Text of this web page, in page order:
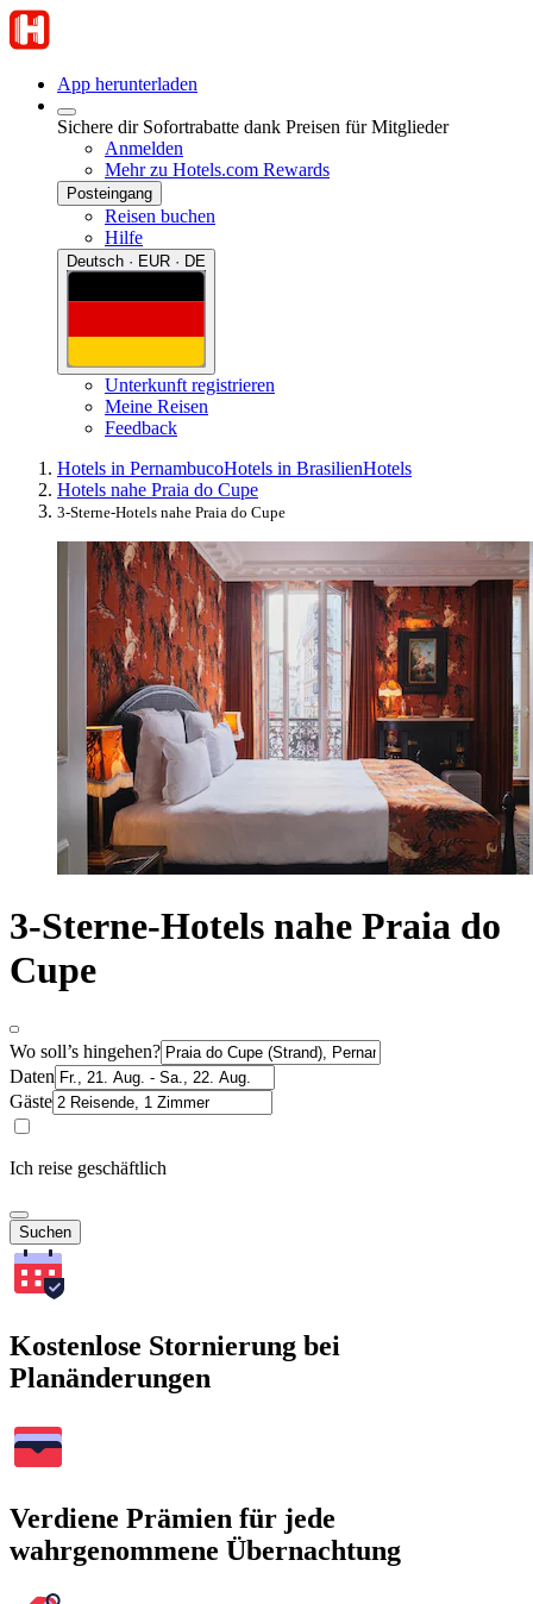
App herunterladen
Sichere dir Sofortrabatte dank Preisen für Mitglieder
Anmelden
Mehr zu Hotels.com Rewards
Posteingang
Reisen buchen
Hilfe
Deutsch · EUR · DE
Unterkunft registrieren
Meine Reisen
Feedback
Hotels in PernambucoHotels in BrasilienHotels
Hotels nahe Praia do Cupe
3-Sterne-Hotels nahe Praia do Cupe
3-Sterne-Hotels nahe Praia do
Cupe
Wo soll’s hingehen?
Daten
Gäste
Ich reise geschäftlich
Suchen
Kostenlose Stornierung bei
Planänderungen
Verdiene Prämien für jede
wahrgenommene Übernachtung